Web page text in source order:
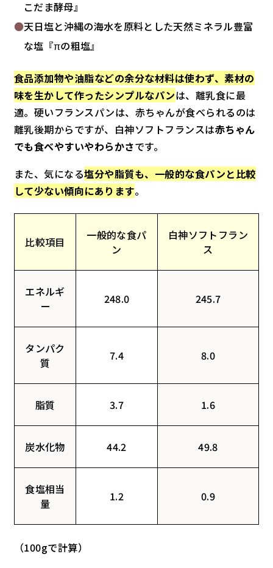
こだま酵母』
天日塩と沖縄の海水を原料とした天然ミネラル豊富
な塩『πの粗塩』
食品添加物や油脂などの余分な材料は使わず、素材の
味を生かして作ったシンプルなパンは、離乳食に最
適。硬いフランスパンは、赤ちゃんが食べられるのは
離乳後期からですが、白神ソフトフランスは赤ちゃん
でも食べやすいやわらかさです。
また、気になる塩分や脂質も、一般的な食パンと比較
して少ない傾向にあります。
比較項目
一般的な食パ
ン
白神ソフトフラン
ス
エネルギ
ー
248.0 245.7
タンパク
質
7.4 8.0
脂質 3.7 1.6
炭水化物 44.2 49.8
食塩相当
量
1.2 0.9
（100gで計算）